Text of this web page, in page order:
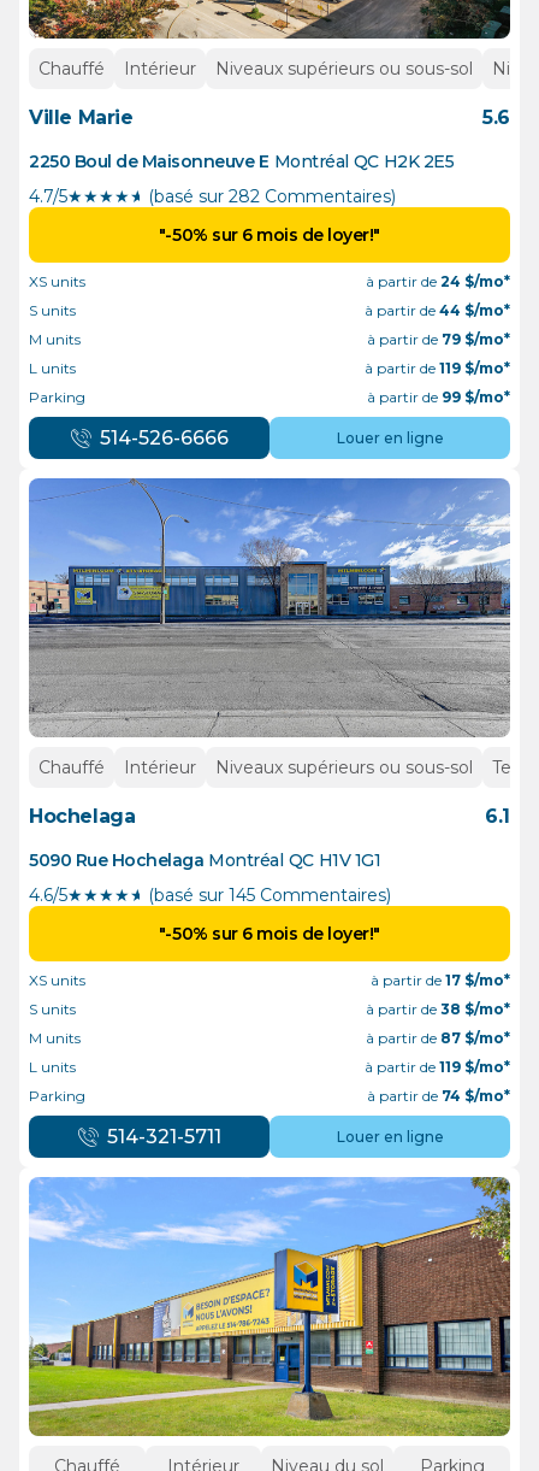
Chauffé Intérieur Niveaux supérieurs ou sous-sol
Ville Marie 5.6
2250 Boul de Maisonneuve E Montréal QC H2K 2E5
4.7/5★★★★½ (basé sur 282 Commentaires)
"-50% sur 6 mois de loyer!"
XS units à partir de 24 $/mo*
S units
à partir de 44 $/mo*
M units
à partir de 79 $/mo*
L units
à partir de 119 $/mo*
Parking
à partir de 99 $/mo*
514-526-6666 Louer en ligne
Chauffé Intérieur Niveaux supérieurs ou sous-sol
Hochelaga 6.1
5090 Rue Hochelaga Montréal QC H1V 1G1
4.6/5★★★★½ (basé sur 145 Commentaires)
"-50% sur 6 mois de loyer!"
XS units à partir de 17 $/mo*
S units
à partir de 38 $/mo*
M units
à partir de 87 $/mo*
L units
à partir de 119 $/mo*
Parking
à partir de 74 $/mo*
514-321-5711 Louer en ligne